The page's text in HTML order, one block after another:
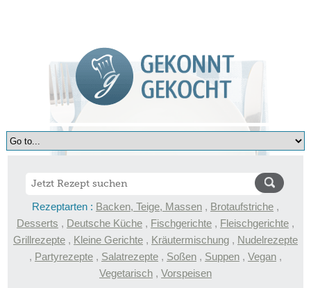
Rezeptarten : Backen, Teige, Massen , Brotaufstriche ,
Desserts , Deutsche Küche , Fischgerichte , Fleischgerichte ,
Grillrezepte , Kleine Gerichte , Kräutermischung , Nudelrezepte
, Partyrezepte , Salatrezepte , Soßen , Suppen , Vegan ,
Vegetarisch , Vorspeisen